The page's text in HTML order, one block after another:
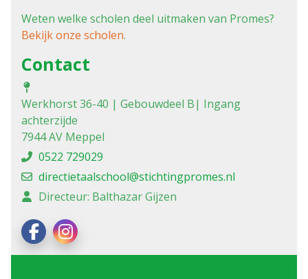
Weten welke scholen deel uitmaken van Promes?
Bekijk onze scholen.
Contact
Werkhorst 36-40 | Gebouwdeel B| Ingang
achterzijde
7944 AV Meppel
0522 729029
directietaalschool@stichtingpromes.nl
Directeur: Balthazar Gijzen